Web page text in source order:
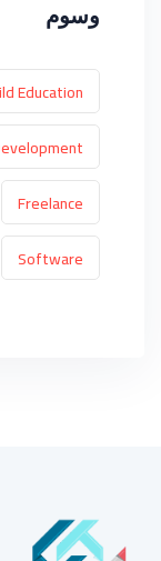
وسوم
Education
Freelance
Software